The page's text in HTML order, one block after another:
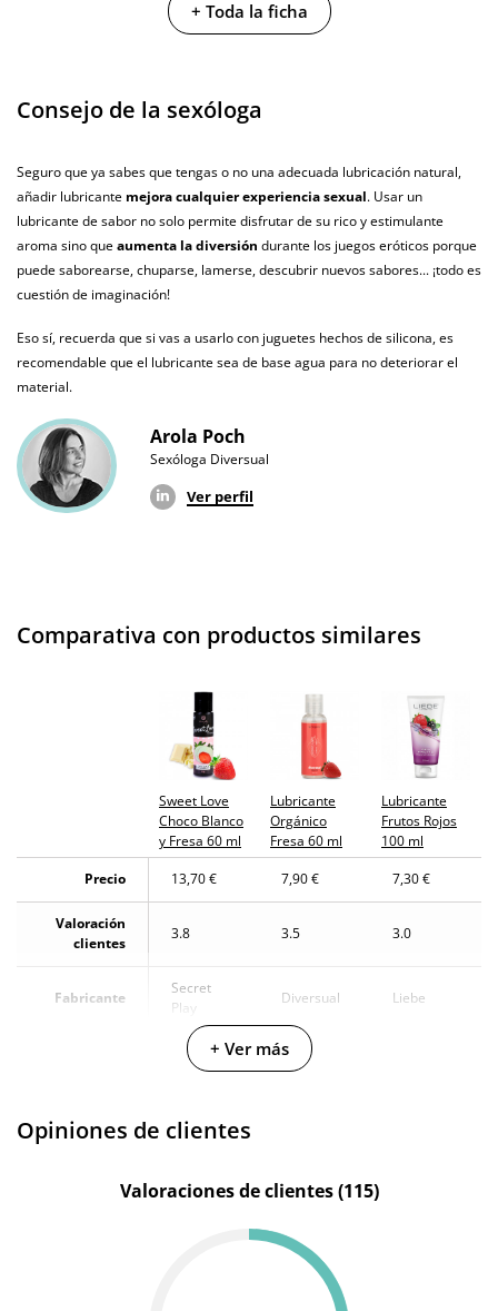
3.5 cm
Cantidad 60 ml
vegano
No testado en
animales
Envío discreto
Garantías 3 años de garantía
Producto
¿Cuándo lo
recibo?
El martes 11 de agosto (fecha estimada)
+ Toda la ficha
Consejo de la sexóloga
Seguro que ya sabes que tengas o no una adecuada lubricación natural,
añadir lubricante mejora cualquier experiencia sexual. Usar un
lubricante de sabor no solo permite disfrutar de su rico y estimulante
aroma sino queaumenta la diversión durante los juegos eróticos porque
puede saborearse, chuparse, lamerse, descubrir nuevos sabores... ¡todo es
cuestión de imaginación!
Eso sí, recuerda que si vas a usarlo con juguetes hechos de silicona, es
recomendable que el lubricante sea de base agua para no deteriorar el
material.
Arola Poch
Sexóloga Diversual
Ver perfil
Comparativa con productos similares
Sweet Love
Choco Blanco
y Fresa 60 ml
Lubricante
Orgánico
Fresa 60 ml
Lubricante
Frutos Rojos
100 ml
Precio
13,70 € 7,90 € 7,30 €
Valoración
clientes
3.8 3.5 3.0
Fabricante
Secret
Play
Diversual Liebe
Secret
Beauty
Diversual
Basics
Cantidad 60 ml
vegano
+ Ver más
Opiniones de clientes
Valoraciones de clientes (115)